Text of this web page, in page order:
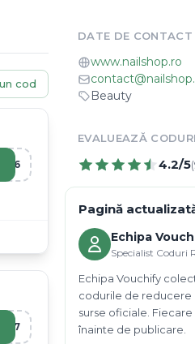
cod
IA6
RI7
DATE DE CONTACT
www.nailshop.ro
Beauty
EVALUEAZĂ
4.2/5(
Pagină
Echipa
Specialist Coduri
Echipa Vouchify
codurile de reducere
surse oficiale.
înainte de publicare.